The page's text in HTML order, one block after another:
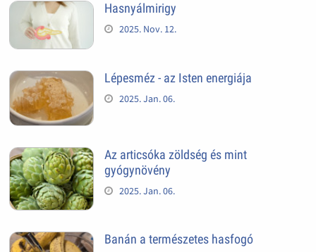
Hasnyálmirigy
2025. Nov. 12.
Lépesméz - az Isten energiája
2025. Jan. 06.
Az articsóka zöldség és mint
gyógynövény
2025. Jan. 06.
Banán a természetes hasfogó